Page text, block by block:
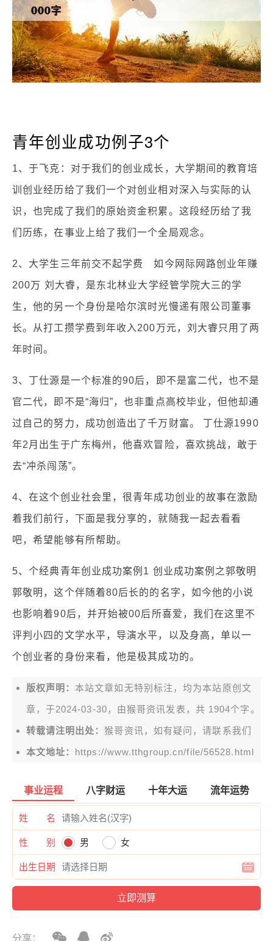
青年创业成功例子3个
1、于飞克：对于我们的创业成长，大学期间的教育培
训创业经历给了我们一个对创业相对深入与实际的认
识，也完成了我们的原始资金积累。这段经历给了我
们历练，在事业上给了我们一个全局观念。
2、大学生三年前交不起学费 如今网际网路创业年赚
200万 刘大睿，是东北林业大学经管学院大三的学
生，他的另一个身份是哈尔滨时光慢递有限公司董事
长。从打工攒学费到年收入200万元，刘大睿只用了两
年时间。
3、丁仕源是一个标准的90后，即不是富二代，也不是
官二代，即不是“海归”，也非重点高校毕业，但他却通
过自己的努力，成功创造出了千万财富。 丁仕源1990
年2月出生于广东梅州，他喜欢冒险，喜欢挑战，敢于
去“冲杀闯荡”。
4、在这个创业社会里，很青年成功创业的故事在激励
着我们前行，下面是我分享的，就随我一起去看看
吧，希望能够有所帮助。
5、个经典青年创业成功案例1 创业成功案例之郭敬明
郭敬明，这个伴随着80后长的的名字，如今他的小说
也影响着90后，并开始被00后所喜爱，我们在这里不
评判小四的文学水平，导演水平，以及身高，单以一
个创业者的身份来看，他是极其成功的。
版权声明： 本站文章如无特别标注，均为本站原创文
章，于2024-03-30，由猴哥资讯 发表，共 1904个字。
转载请注明出处：猴哥资讯，如有疑问，请联系我们
本文地址： https://www.tthgroup.cn/file/56528.html
事业运程 八字财运 十年大运 流年运势
姓 名
性 别 男 女
出生日期
分享：